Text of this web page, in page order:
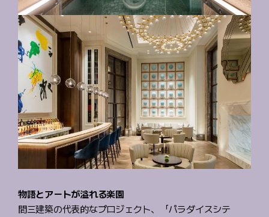
物語とアートが溢れる楽園
間三建築の代表的なプロジェクト、「パラダイスシテ